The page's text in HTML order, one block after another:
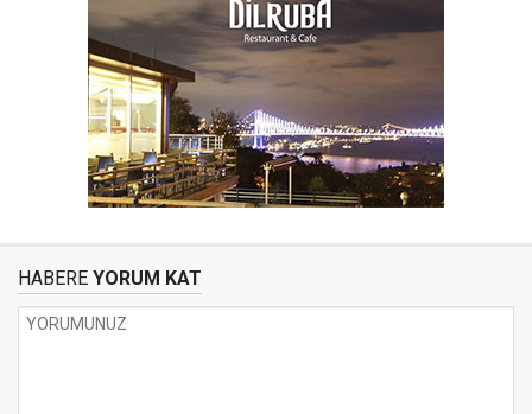
HABERE YORUM KAT